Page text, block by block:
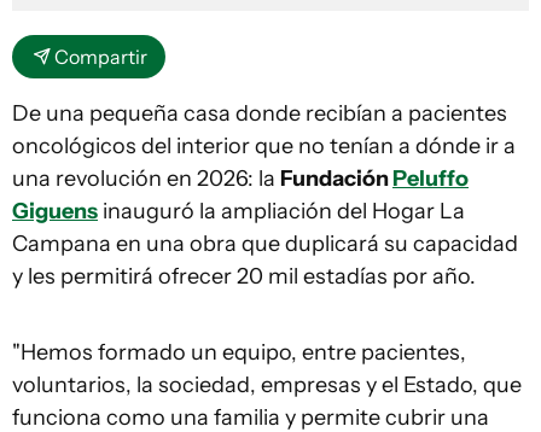
Compartir
De una pequeña casa donde recibían a pacientes
oncológicos del interior que no tenían a dónde ir a
una revolución en 2026: la FundaciónPeluffo
Giguens inauguró la ampliación del Hogar La
Campana en una obra que duplicará su capacidad
y les permitirá ofrecer 20 mil estadías por año.
"Hemos formado un equipo, entre pacientes,
voluntarios, la sociedad, empresas y el Estado, que
funciona como una familia y permite cubrir una